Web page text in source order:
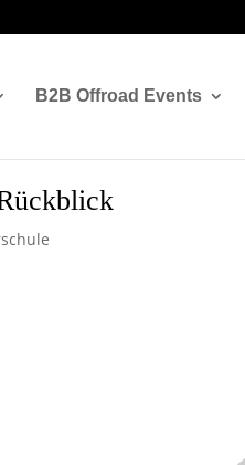
B2B Offroad Events